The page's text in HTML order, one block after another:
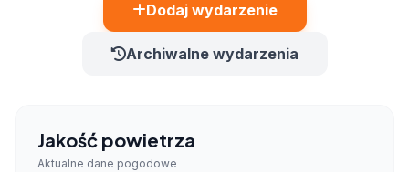
Dodaj wydarzenie
Archiwalne wydarzenia
Jakość powietrza
Aktualne dane pogodowe